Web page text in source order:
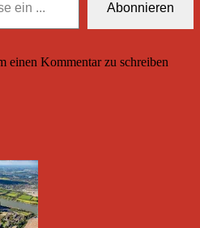
Abonnieren
einen Kommentar zu schreiben